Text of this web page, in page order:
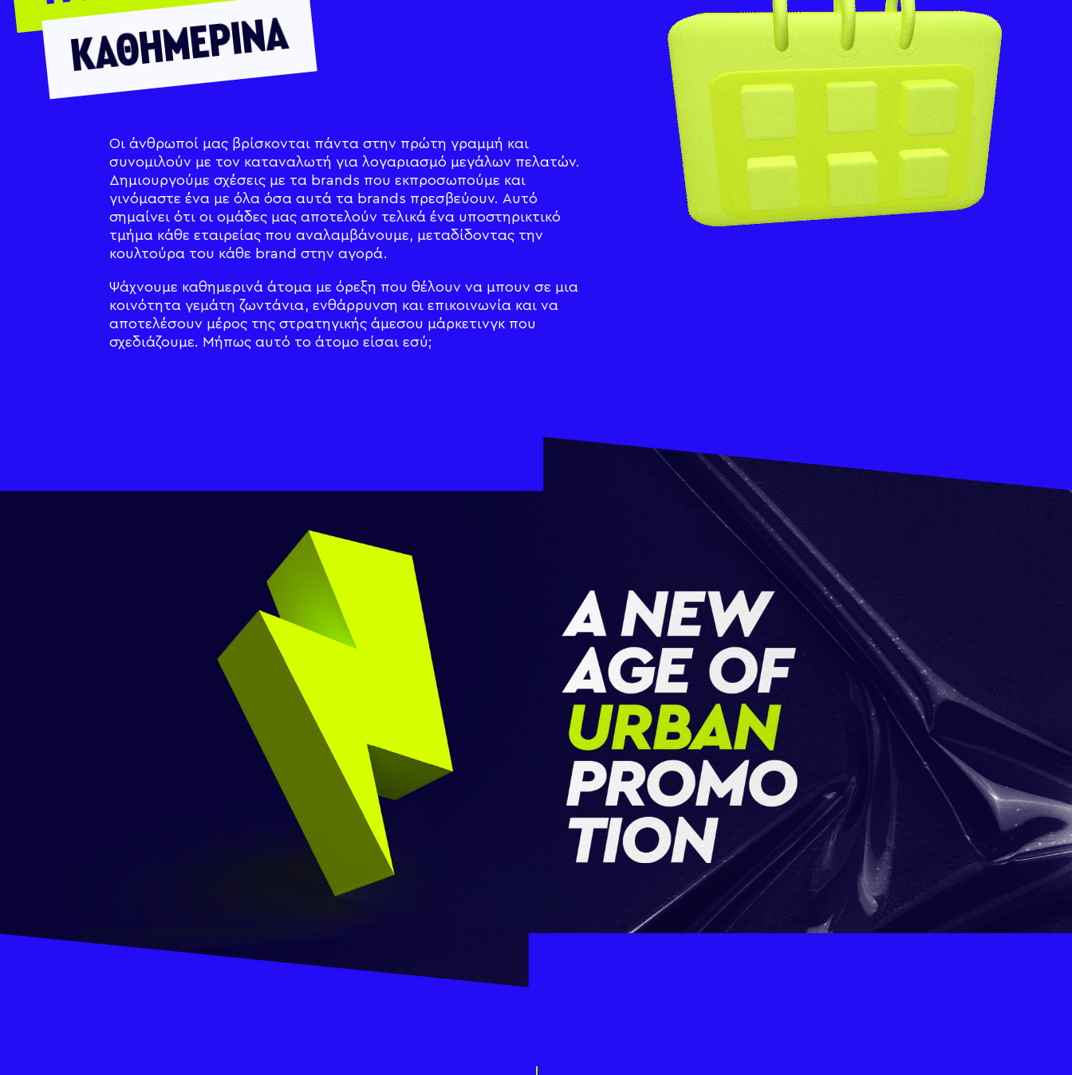
ΚΑΘΗΜΕΡΙΝΑ
Οι άνθρωποί μας βρίσκονται πάντα στην πρώτη γραμμή και
συνομιλούν με τον καταναλωτή για λογαριασμό μεγάλων πελατών.
Δημιουργούμε σχέσεις με τα brands που εκπροσωπούμε και
γινόμαστε ένα με όλα όσα αυτά τα brands πρεσβεύουν. Αυτό
σημαίνει ότι οι ομάδες μας αποτελούν τελικά ένα υποστηρικτικό
τμήμα κάθε εταιρείας που αναλαμβάνουμε, μεταδίδοντας την
κουλτούρα του κάθε brand στην αγορά.
Ψάχνουμε καθημερινά άτομα με όρεξη που θέλουν να μπουν σε μια
κοινότητα γεμάτη ζωντάνια, ενθάρρυνση και επικοινωνία και να
αποτελέσουν μέρος της στρατηγικής άμεσου μάρκετινγκ που
σχεδιάζουμε. Μήπως αυτό το άτομο είσαι εσύ;